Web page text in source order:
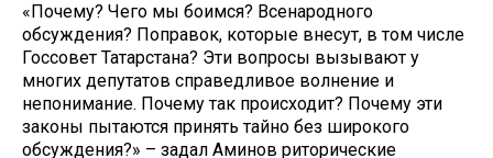
«Почему? Чего мы боимся? Всенародного
обсуждения? Поправок, которые внесут, в том числе
Госсовет Татарстана? Эти вопросы вызывают у
многих депутатов справедливое волнение и
непонимание. Почему так происходит? Почему эти
законы пытаются принять тайно без широкого
обсуждения?» – задал Аминов риторические